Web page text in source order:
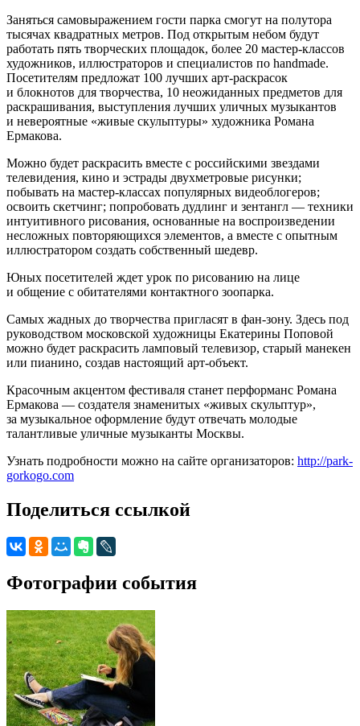
Заняться самовыражением гости парка смогут на полутора
тысячах квадратных метров. Под открытым небом будут
работать пять творческих площадок, более 20 мастер-классов
художников, иллюстраторов и специалистов по handmade.
Посетителям предложат 100 лучших арт-раскрасок
и блокнотов для творчества, 10 неожиданных предметов для
раскрашивания, выступления лучших уличных музыкантов
и невероятные «живые скульптуры» художника Романа
Ермакова.
Можно будет раскрасить вместе с российскими звездами
телевидения, кино и эстрады двухметровые рисунки;
побывать на мастер-классах популярных видеоблогеров;
освоить скетчинг; попробовать дудлинг и зентангл — техники
интуитивного рисования, основанные на воспроизведении
несложных повторяющихся элементов, а вместе с опытным
иллюстратором создать собственный шедевр.
Юных посетителей ждет урок по рисованию на лице
и общение с обитателями контактного зоопарка.
Самых жадных до творчества пригласят в фан-зону. Здесь под
руководством московской художницы Екатерины Поповой
можно будет раскрасить ламповый телевизор, старый манекен
или пианино, создав настоящий арт-объект.
Красочным акцентом фестиваля станет перформанс Романа
Ермакова — создателя знаменитых «живых скульптур»,
за музыкальное оформление будут отвечать молодые
талантливые уличные музыканты Москвы.
Узнать подробности можно на сайте организаторов: http://park-
gorkogo.com
Поделиться ссылкой
Фотографии события